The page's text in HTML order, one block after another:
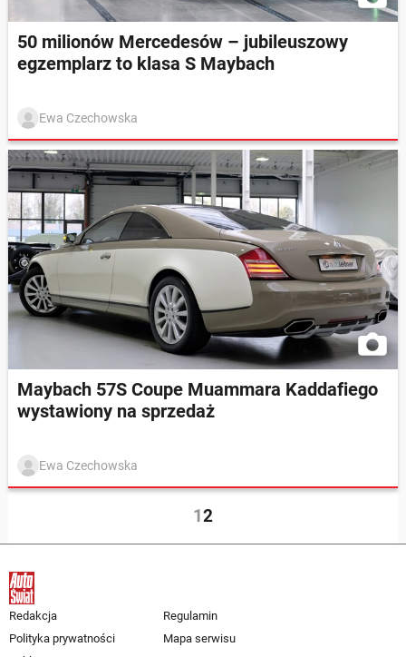
50 milionów Mercedesów – jubileuszowy
egzemplarz to klasa S Maybach
Ewa Czechowska
Maybach 57S Coupe Muammara Kaddafiego
wystawiony na sprzedaż
Ewa Czechowska
12
Redakcja
Regulamin
Polityka prywatności
Mapa serwisu